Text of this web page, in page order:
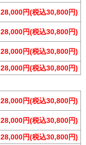
28,000円(税込30,800円)
28,000円(税込30,800円)
28,000円(税込30,800円)
28,000円(税込30,800円)
28,000円(税込30,800円)
28,000円(税込30,800円)
28,000円(税込30,800円)